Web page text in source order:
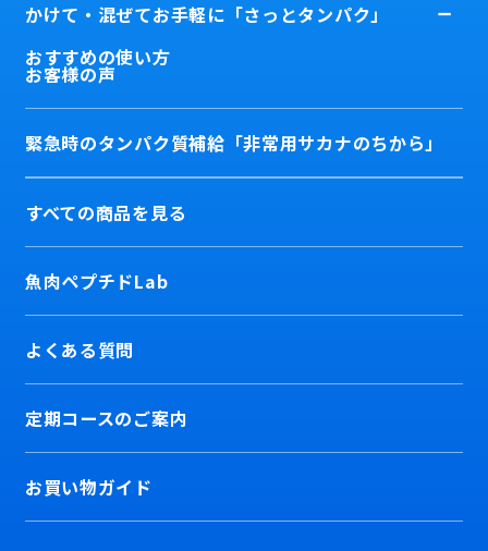
かけて・混ぜてお手軽に「さっとタンパク」
おすすめの使い方
お客様の声
緊急時のタンパク質補給「非常用サカナのちから」
すべての商品を見る
魚肉ペプチドLab
よくある質問
定期コースのご案内
お買い物ガイド